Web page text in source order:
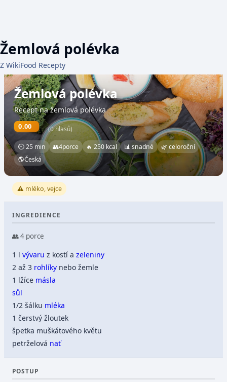
Žemlová polévka
Z WikiFood Recepty
Žemlová polévka
Recept na žemlová polévka
0.00 (0 hlasů)
⏲ 25 min 👥4porce 🔥 250 kcal 📊 snadné
🌿 celoroční
🌎Česká
⚠️ mléko, vejce
INGREDIENCE
👥 4 porce
1 lvývaru z kostí azeleniny
2 až 3 rohlíky nebo žemle
1 lžíce másla
sůl
1/2 šálku mléka
1 čerstvý žloutek
špetka muškátového květu
petrželová nať
POSTUP